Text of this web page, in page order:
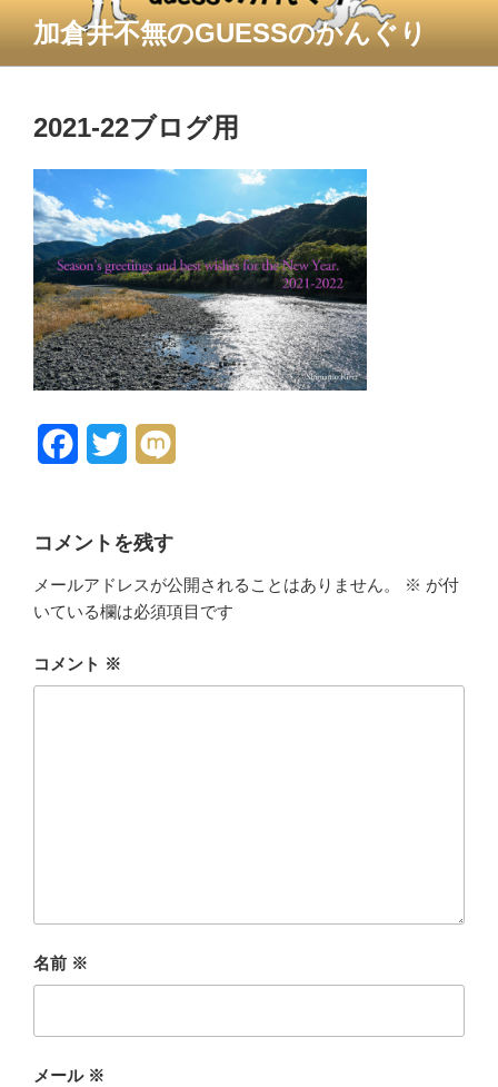
テ
加倉井不無のGUESSのかんぐり
2021-22ブログ用
b
o
t
r
コメントを残す
メールアドレスが公開されることはありません。 ※ が付
いている欄は必須項目です
コメント ※
名前 ※
メール ※